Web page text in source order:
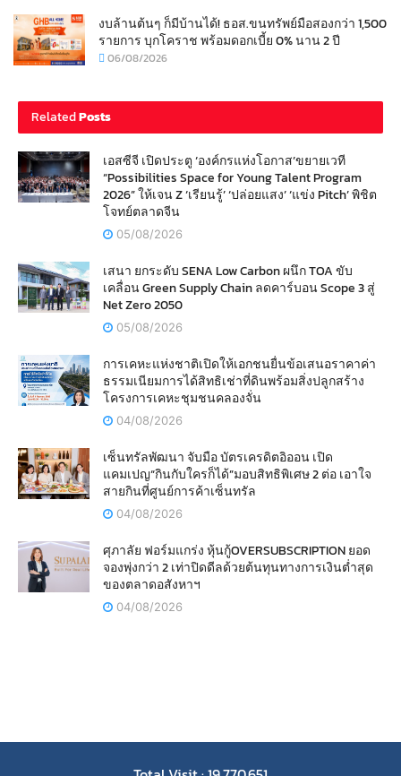
งบล้านต้นๆ ก็มีบ้านได้! ธอส.ขนทรัพย์มือสองกว่า 1,500
รายการ บุกโคราช พร้อมดอกเบี้ย 0% นาน 2 ปี
06/08/2026
RelatedPosts
เอสซีจี เปิดประตู ‘องค์กรแห่งโอกาส’ขยายเวที
“Possibilities Space for Young Talent Program
2026” ให้เจน Z ‘เรียนรู้’ ‘ปล่อยแสง’ ‘แข่ง Pitch’ พิชิต
โจทย์ตลาดจีน
05/08/2026
เสนา ยกระดับ SENA Low Carbon ผนึก TOA ขับ
เคลื่อน Green Supply Chain ลดคาร์บอน Scope 3 สู่
Net Zero 2050
05/08/2026
การเคหะแห่งชาติเปิดให้เอกชนยื่นข้อเสนอราคาค่า
ธรรมเนียมการได้สิทธิเช่าที่ดินพร้อมสิ่งปลูกสร้าง
โครงการเคหะชุมชนคลองจั่น
04/08/2026
เซ็นทรัลพัฒนา จับมือ บัตรเครดิตอิออน เปิด
แคมเปญ“กินกับใครก็ได้”มอบสิทธิพิเศษ 2 ต่อ เอาใจ
สายกินที่ศูนย์การค้าเซ็นทรัล
04/08/2026
ศุภาลัย ฟอร์มแกร่ง หุ้นกู้OVERSUBSCRIPTION ยอด
จองพุ่งกว่า 2 เท่าปิดดีลด้วยต้นทุนทางการเงินต่ำสุด
ของตลาดอสังหาฯ
04/08/2026